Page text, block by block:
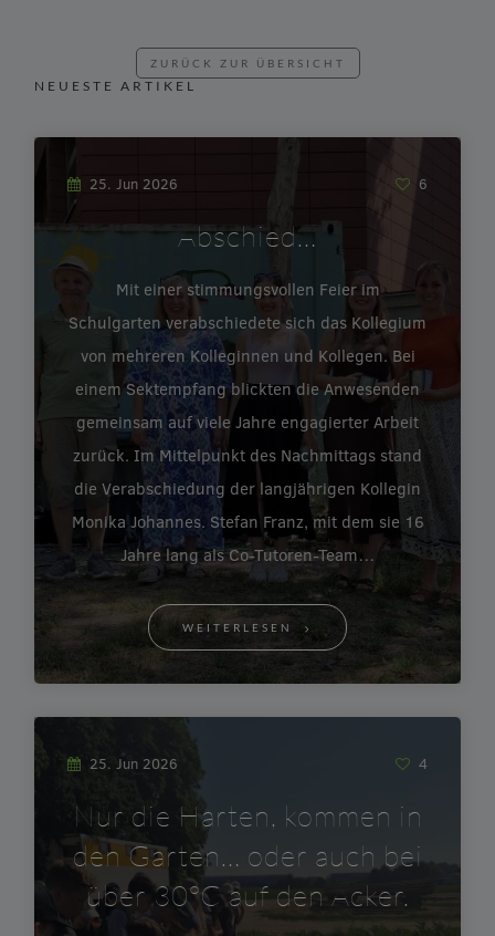
ZURÜCK ZUR ÜBERSICHT
NEUESTE ARTIKEL
25. Jun 2026 6
Abschied…
Mit einer stimmungsvollen Feier im
Schulgarten verabschiedete sich das Kollegium
von mehreren Kolleginnen und Kollegen. Bei
einem Sektempfang blickten die Anwesenden
gemeinsam auf viele Jahre engagierter Arbeit
zurück. Im Mittelpunkt des Nachmittags stand
die Verabschiedung der langjährigen Kollegin
Monika Johannes. Stefan Franz, mit dem sie 16
Jahre lang als Co-Tutoren-Team…
WEITERLESEN
25. Jun 2026 4
Nur die Harten, kommen in
den Garten… oder auch bei
über 30°C auf den Acker.